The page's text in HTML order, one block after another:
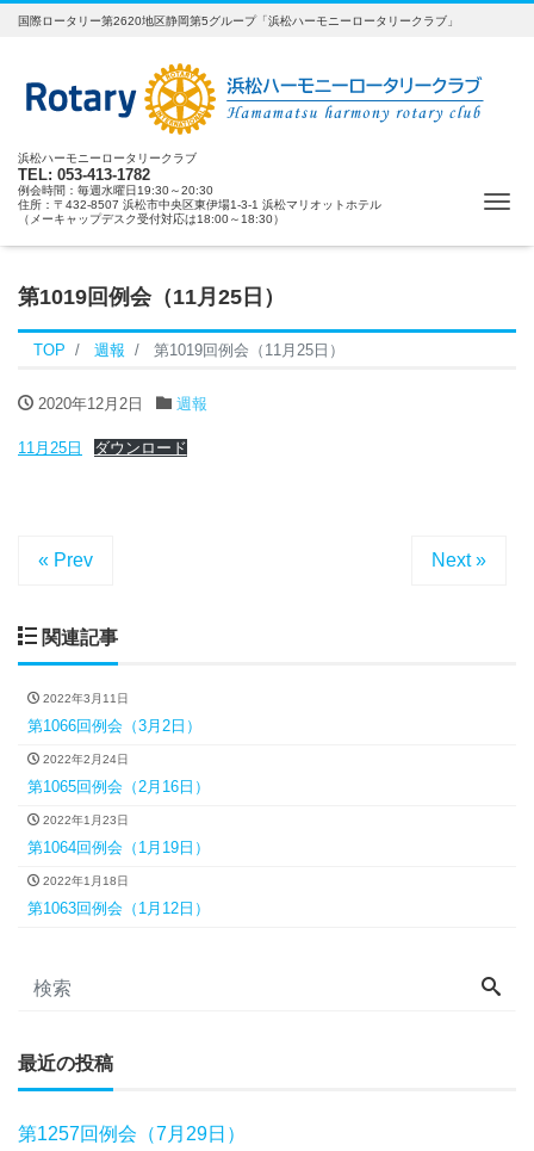
国際ロータリー第2620地区静岡第5グループ「浜松ハーモニーロータリークラブ」
浜松ハーモニーロータリークラブ
TEL: 053-413-1782
例会時間：毎週水曜日19:30～20:30
住所：〒432-8507 浜松市中央区東伊場1-3-1 浜松マリオットホテル
（メーキャップデスク受付対応は18:00～18:30）
ナ
第1019回例会（11月25日）
TOP 週報 第1019回例会（11月25日）
2020年12月2日 週報
11月25日 ダウンロード
« Prev Next »
関連記事
2022年3月11日
第1066回例会（3月2日）
2022年2月24日
第1065回例会（2月16日）
2022年1月23日
第1064回例会（1月19日）
2022年1月18日
第1063回例会（1月12日）
最近の投稿
第1257回例会（7月29日）